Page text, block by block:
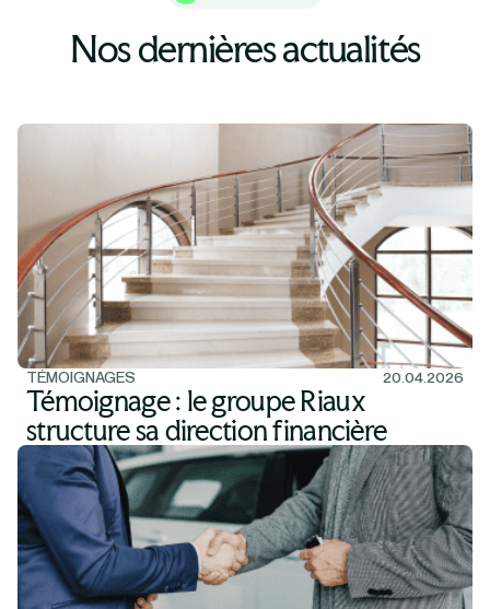
Nos dernières actualités
TÉMOIGNAGES 20.04.2026
Témoignage : le groupe Riaux
structure sa direction financière